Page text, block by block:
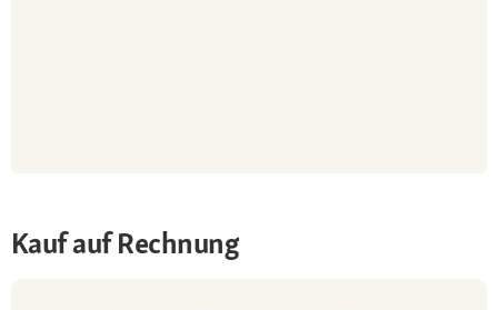
Kauf auf Rechnung